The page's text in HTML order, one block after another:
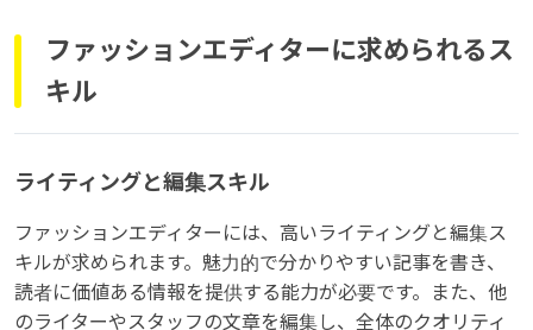
ファッションエディターに求められるス
キル
ライティングと編集スキル
ファッションエディターには、高いライティングと編集ス
キルが求められます。魅力的で分かりやすい記事を書き、
読者に価値ある情報を提供する能力が必要です。また、他
のライターやスタッフの文章を編集し、全体のクオリティ